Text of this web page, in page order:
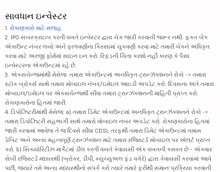
સાવધાન ઇન્વેસ્ટર
1. રોકાણકારો માટે સલાહ
2. IPO સબસ્ક્રાઇબ કરતી વખતે ઇન્વેસ્ટર દ્વારા ચેક જારી કરવાની જરૂર નથી. ફક્ત બેંક
એકાઉન્ટ નંબર લખો અને ફાળવણીના કિસ્સામાં ચુકવણી કરવા માટે તમારી બેંકને અધિકૃત
કરવા માટે અરજી ફોર્મમાં સાઇન ઇન કરો. રિફંડની ચિંતા કરશો નહીં કારણ કે પૈસા
ઇન્વેસ્ટરના એકાઉન્ટમાં રહે છે.
3. એક્સચેન્જમાંથી મેસેજ: તમારા એકાઉન્ટમાં અનધિકૃત ટ્રાન્ઝૅક્શનને રોકો -> તમારા
સ્ટૉક બ્રોકર્સ સાથે તમારા મોબાઇલ નંબર/ઇમેઇલ આઇડી અપડેટ કરો. દિવસના અંતે તમારા
મોબાઇલ/ઇમેઇલ પર એક્સચેન્જથી સીધા તમારા ટ્રાન્ઝૅક્શનની માહિતી પ્રાપ્ત કરો.
રોકાણકારોના હિતમાં જારી.
4. ડિપોઝિટરીમાંથી મેસેજ: a) તમારા ડિમેટ એકાઉન્ટમાં અનધિકૃત ટ્રાન્ઝૅક્શનને રોકો ->
તમારા ડિપોઝિટરી સહભાગી સાથે તમારો મોબાઇલ નંબર અપડેટ કરો. રોકાણકારોના હિતમાં
જારી કરવામાં આવેલા તે જ દિવસે સીધા CDSL તરફથી તમારા ડિમેટ એકાઉન્ટમાં તમામ
ડેબિટ અને અન્ય મહત્વપૂર્ણ ટ્રાન્ઝૅક્શન માટે તમારા રજિસ્ટર્ડ મોબાઇલ પર ઍલર્ટ પ્રાપ્ત
કરો. b) સિક્યોરિટીઝ માર્કેટમાં ડીલ કરતી વખતે કેવાયસી એક વખતની કસરત છે - એકવાર
સેબી રજિસ્ટર્ડ મધ્યસ્થી (બ્રોકર, ડીપી, મ્યુચ્યુઅલ ફંડ વગેરે) દ્વારા કેવાયસી કરવામાં આવે
પછી, જ્યારે તમે અન્ય મધ્યસ્થીનો સંપર્ક કરો ત્યારે તમારે ફરીથી સમાન પ્રક્રિયા કરવાની